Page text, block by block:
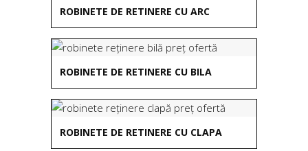
ROBINETE DE RETINERE CU ARC
ROBINETE DE RETINERE CU BILA
ROBINETE DE RETINERE CU CLAPA